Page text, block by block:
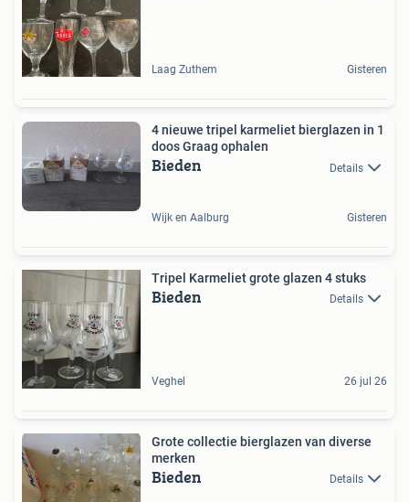
Laag Zuthem Gisteren
4 nieuwe tripel karmeliet bierglazen in 1
doos Graag ophalen
Bieden Details
Wijk en Aalburg Gisteren
Tripel Karmeliet grote glazen 4 stuks
Bieden Details
Veghel 26 jul 26
Grote collectie bierglazen van diverse
merken
Bieden Details